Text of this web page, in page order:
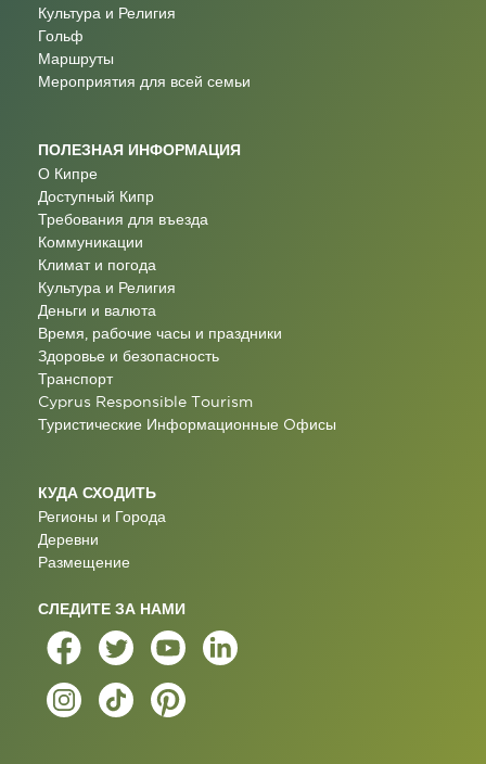
Культура и Религия
Гольф
Маршруты
Мероприятия для всей семьи
ПОЛЕЗНАЯ ИНФОРМАЦИЯ
О Кипре
Доступный Кипр
Требования для въезда
Коммуникации
Климат и погода
Культура и Религия
Деньги и валюта
Время, рабочие часы и праздники
Здоровье и безопасность
Транспорт
Cyprus Responsible Tourism
Туристические Информационные Oфисы
КУДА СХОДИТЬ
Регионы и Города
Деревни
Размещение
СЛЕДИТЕ ЗА НАМИ